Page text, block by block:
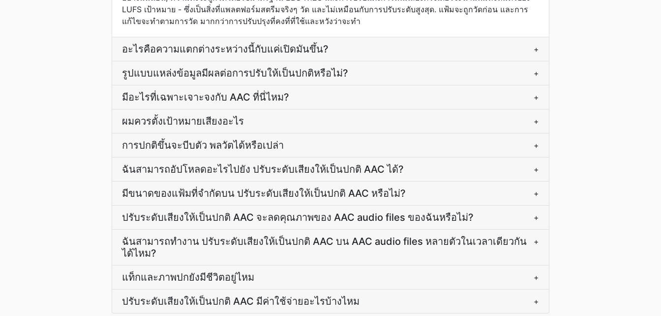
LUFS เป้าหมาย - ซึ่งเป็นสิ่งที่แพลตฟอร์มสตรีมจริงๆ วัด และไม่เหมือนกับการปรับระดับสูงสุด. แฟ้มจะถูกวัดก่อน และการ
แก้ไขจะทำตามการวัด มากกว่าการปรับปรุงที่คงที่ที่ใช้และหวังว่าจะทำ
อะไรคือความแตกต่างระหว่างนี้กับแค่เปิดมันขึ้น? +
รูปแบบแหล่งข้อมูลมีผลต่อการปรับให้เป็นปกติหรือไม่? +
มีอะไรที่เฉพาะเจาะจงกับ AAC ที่นี่ไหม? +
ผมควรตั้งเป้าหมายเสียงอะไร +
การปกติขึ้นจะบีบตัว พลวัตได้หรือเปล่า +
ฉันสามารถอัปโหลดอะไรไปยัง ปรับระดับเสียงให้เป็นปกติ AAC ได้? +
มีขนาดของแฟ้มที่จำกัดบน ปรับระดับเสียงให้เป็นปกติ AAC หรือไม่? +
ปรับระดับเสียงให้เป็นปกติ AAC จะลดคุณภาพของ AAC audio files ของฉันหรือไม่? +
ฉันสามารถทำงาน ปรับระดับเสียงให้เป็นปกติ AAC บน AAC audio files หลายตัวในเวลาเดียวกัน
ได้ไหม?
+
แท็กและภาพปกยังมีชีวิตอยู่ไหม +
ปรับระดับเสียงให้เป็นปกติ AAC มีค่าใช้จ่ายอะไรบ้างไหม +